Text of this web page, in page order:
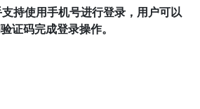
持使用手机号进行登录，用户可以
证码完成登录操作。